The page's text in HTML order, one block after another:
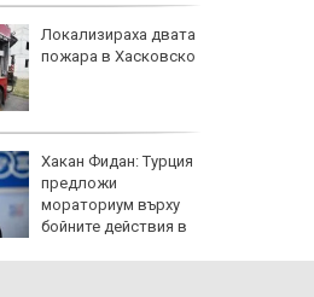
Локализираха двата
пожара в Хасковско
Хакан Фидан: Турция
предложи
мораториум върху
бойните действия в